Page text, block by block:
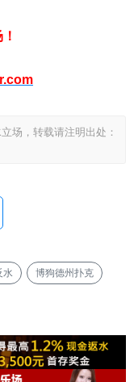
场，转载请注明出处：
水 博狗德州扑克